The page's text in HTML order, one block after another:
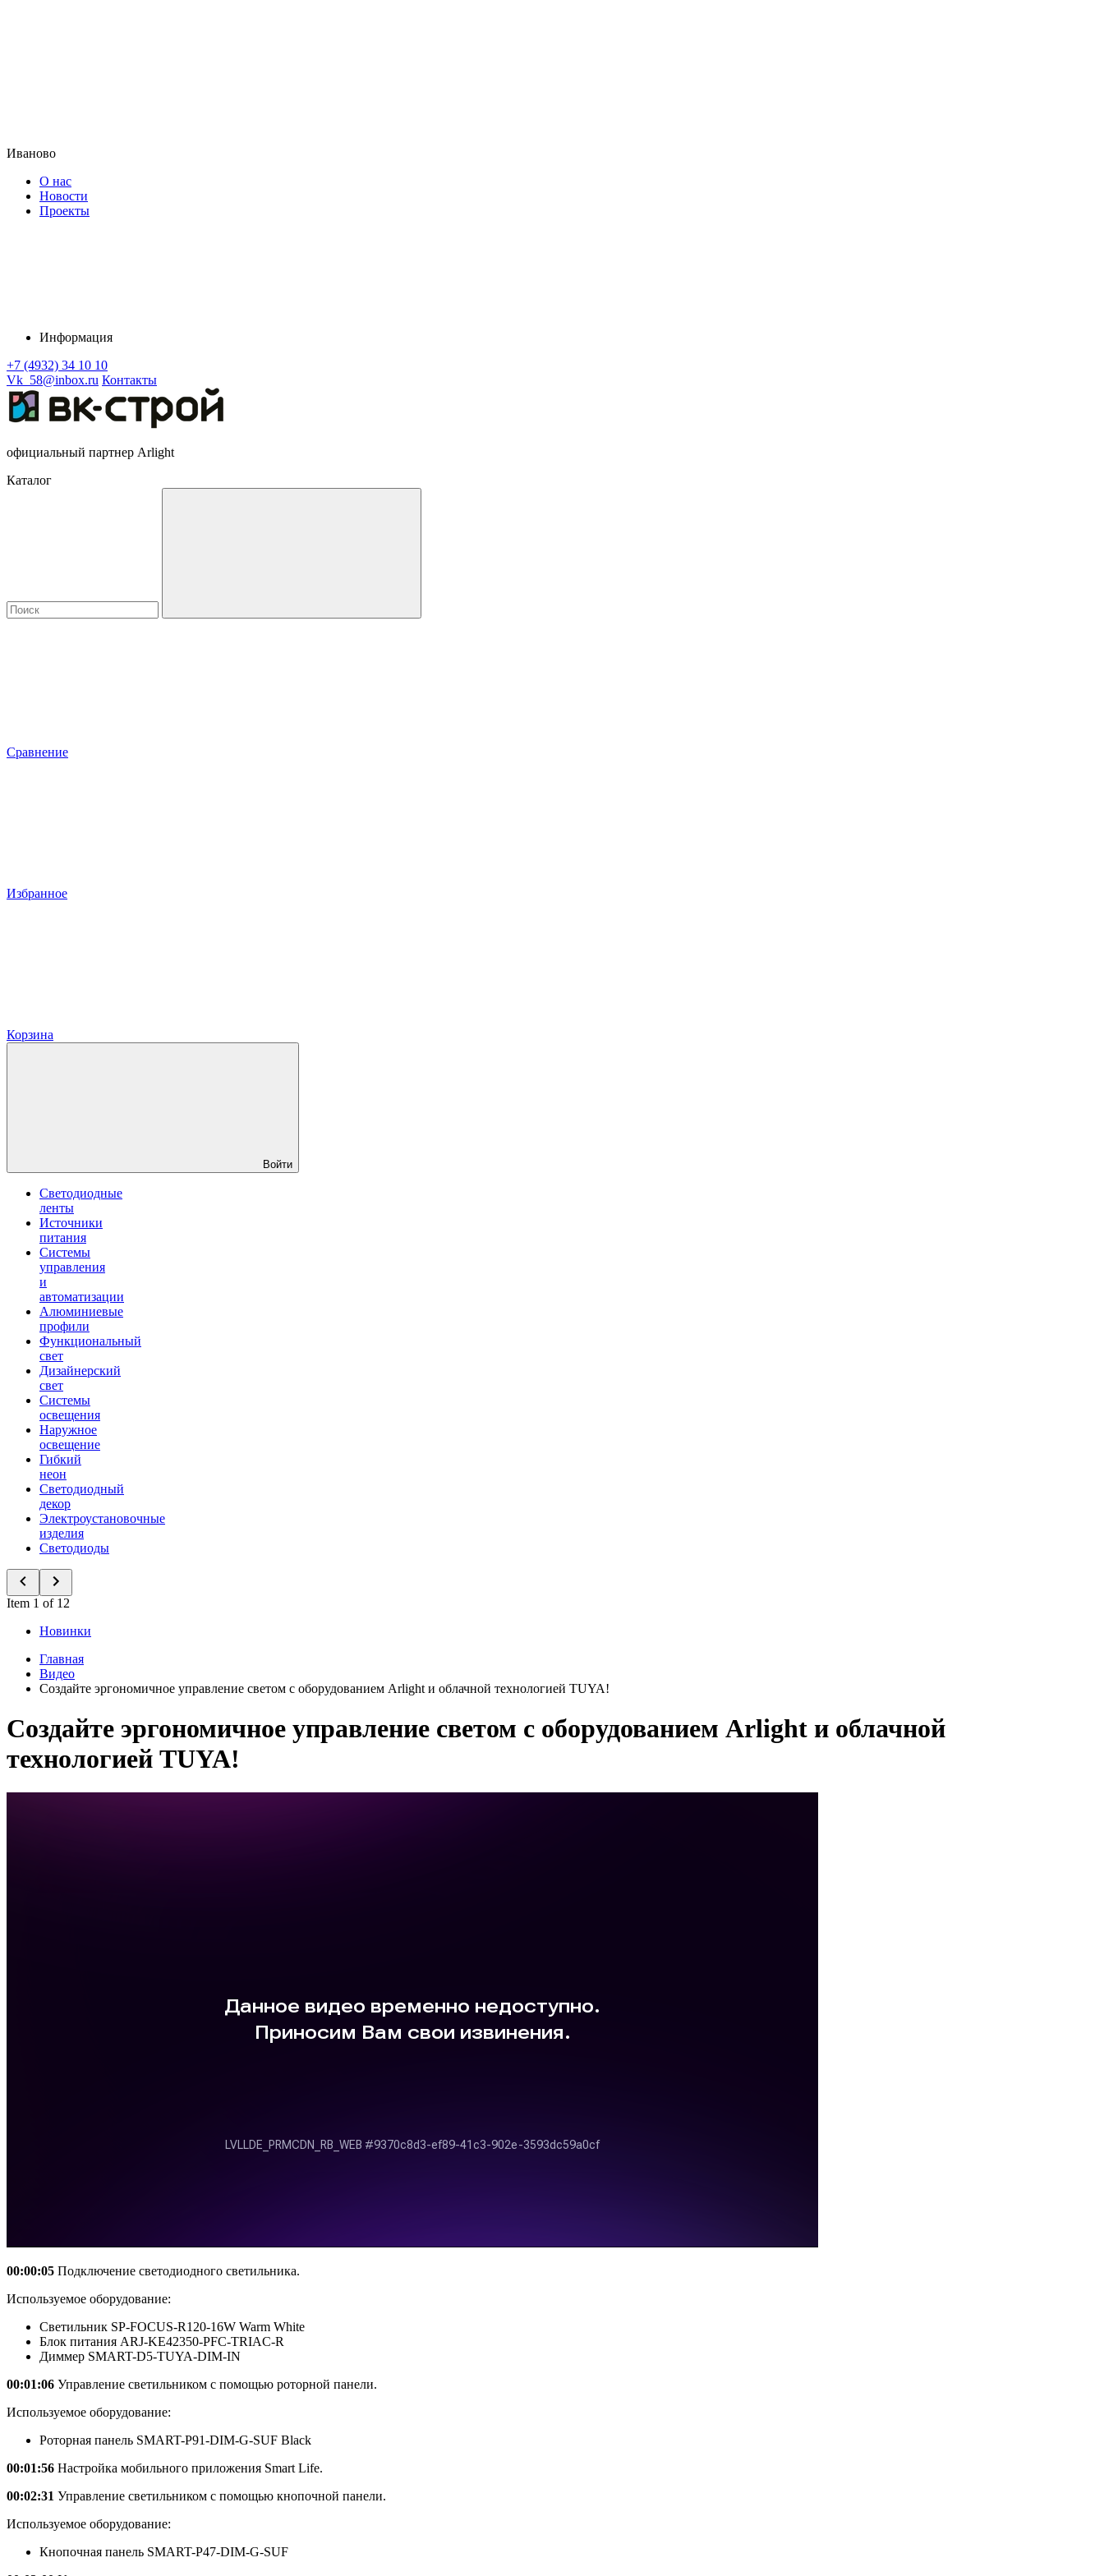
Иваново
О нас
Новости
Проекты
Информация
+7 (4932) 34 10 10
Vk_58@inbox.ru Контакты
официальный партнер Arlight
Каталог
Сравнение
Избранное
Корзина
Войти
Светодиодные
ленты
Источники
питания
Системы
управления
и
автоматизации
Алюминиевые
профили
Функциональный
свет
Дизайнерский
свет
Системы
освещения
Наружное
освещение
Гибкий
неон
Светодиодный
декор
Электроустановочные
изделия
Светодиоды
Item 1 of 12
Новинки
Главная
Видео
Создайте эргономичное управление светом с оборудованием Arlight и облачной технологией TUYA!
Создайте эргономичное управление светом с оборудованием Arlight и облачной
технологией TUYA!
00:00:05 Подключение светодиодного светильника.
Используемое оборудование:
Светильник SP-FOCUS-R120-16W Warm White
Блок питания ARJ-KE42350-PFC-TRIAC-R
Диммер SMART-D5-TUYA-DIM-IN
00:01:06 Управление светильником с помощью роторной панели.
Используемое оборудование:
Роторная панель SMART-P91-DIM-G-SUF Black
00:01:56 Настройка мобильного приложения Smart Life.
00:02:31 Управление светильником с помощью кнопочной панели.
Используемое оборудование:
Кнопочная панель SMART-P47-DIM-G-SUF